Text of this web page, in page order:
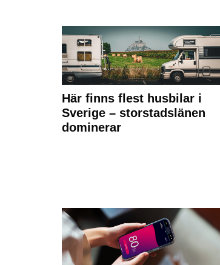
Här finns flest husbilar i
Sverige – storstadslänen
dominerar